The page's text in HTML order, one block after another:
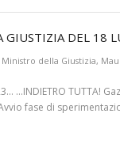
GIUSTIZIA DEL
della Giustizia,
TUTTA!
fase di